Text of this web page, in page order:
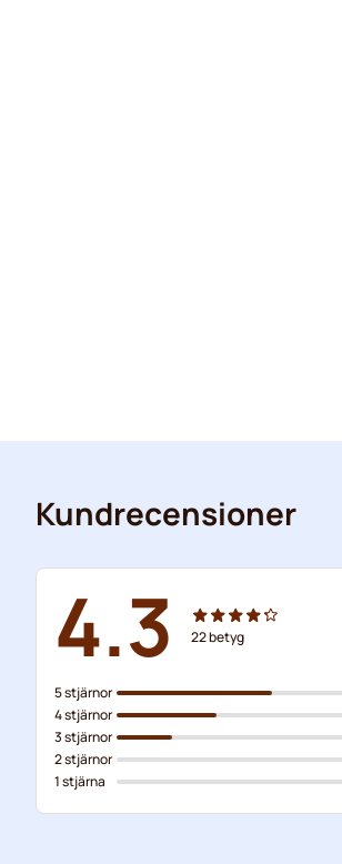
Kundrecensioner
4.3 22betyg
5 stjärnor
4 stjärnor
3 stjärnor
2 stjärnor
1 stjärna